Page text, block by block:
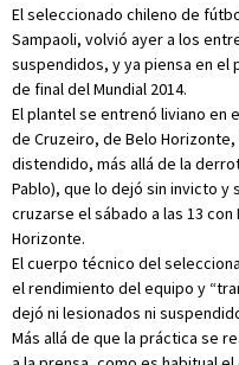
El seleccionado chileno de
Sampaoli, volvió ayer a los
suspendidos, y ya piensa en
de final del Mundial 2014.
El plantel se entrenó liviano en
de Cruzeiro, de Belo
distendido, más allá de la
Pablo), que lo dejó sin invicto y
cruzarse el sábado a las 13
Horizonte.
El cuerpo técnico del
el rendimiento del equipo y
dejó ni lesionados ni
Más allá de que la práctica se